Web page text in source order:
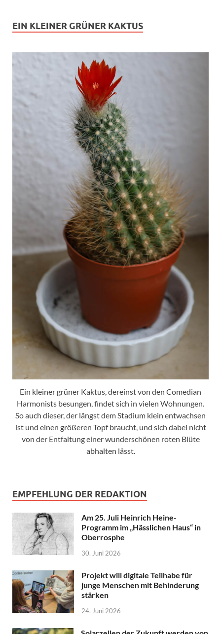
EIN KLEINER GRÜNER KAKTUS
Ein kleiner grüner Kaktus, dereinst von den Comedian
Harmonists besungen, findet sich in vielen Wohnungen.
So auch dieser, der längst dem Stadium klein entwachsen
ist und einen größeren Topf braucht, und sich dabei nicht
von der Entfaltung einer wunderschönen roten Blüte
abhalten lässt.
EMPFEHLUNG DER REDAKTION
Am 25. Juli Heinrich Heine-
Programm im „Hässlichen Haus“ in
Oberrosphe
30. Juni 2026
Projekt will digitale Teilhabe für
junge Menschen mit Behinderung
stärken
24. Juni 2026